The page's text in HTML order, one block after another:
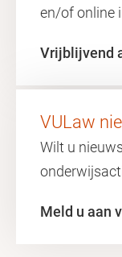
en/of online
Vrijblijvend
VULaw
Wilt u
Meld u aan